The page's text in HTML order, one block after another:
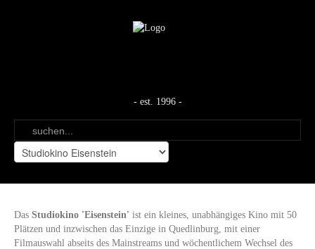
- est. 1996 -
Das Studiokino 'Eisenstein' ist ein kleines, unabhängiges Kino mit 50
Plätzen und inzwischen das Einzige in Quedlinburg, mit einer
Filmauswahl abseits des Mainstreams und wöchentlichem Wechsel des